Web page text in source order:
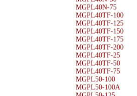
MGPL40N-75
MGPL40TF-100
MGPL40TF-125
MGPL40TF-150
MGPL40TF-175
MGPL40TF-200
MGPL40TF-25
MGPL40TF-50
MGPL40TF-75
MGPL50-100
MGPL50-100A